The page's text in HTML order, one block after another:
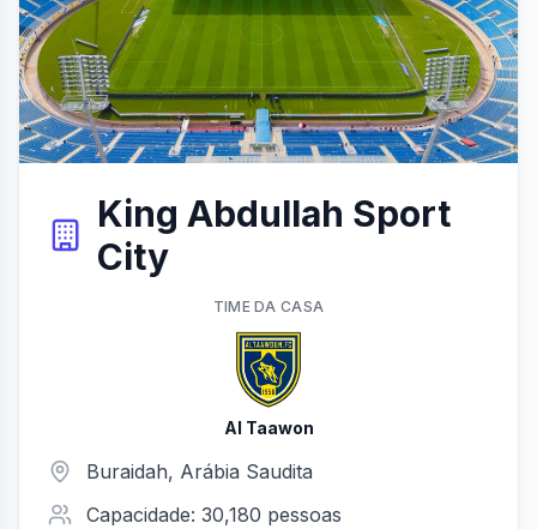
King Abdullah Sport
City
Buraidah, Arábia Saudita
Capacidade: 30,180 pessoas
TIMEDA CASA
Al Taawon